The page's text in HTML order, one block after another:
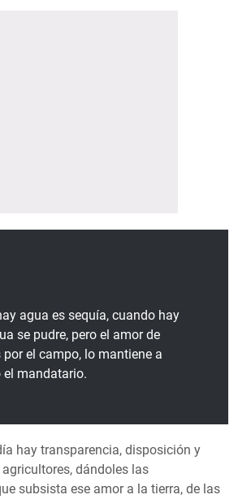
agua es sequía, cuando hay
se pudre, pero el amor de
por el campo, lo mantiene a
el mandatario.
hay transparencia, disposición y
dándoles las
subsista ese amor a la tierra, de las